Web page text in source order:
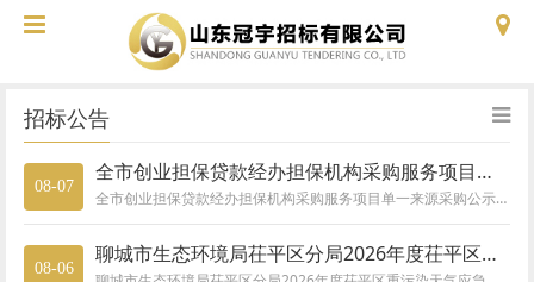
招标公告
08-07
全市创业担保贷款经办担保机构采购服务项目单一来源采购公示
全市创业担保贷款经办担保机构采购服务项目单一来源采购公示全市创业担保贷款经办担保机构采购服务项目采用单一来源方式采购，该项目主要采购内容为全市创业担保贷款经办担保机构采购服务,本项目共分1个包，由聊城昌信融资担保有限公司承担。现将本采购项目予以公示，公示期从2026年08月08日至2026年08月14日止，共计5个工作日。潜在供应商对公示内容有异议的，请于公示期满后2个工作日内将书面意见（包括：供
08-06
聊城市生态环境局茌平区分局2026年度茌平区重污染天气应急预案及应急减排清单编制项目竞争性采购评定公告